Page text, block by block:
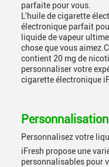
parfaite pour vous.
L'huile de cigarette
électronique parfait
liquide de vapeur
chose que vous
contient 20 mg de
personnaliser votre
cigarette électronique
Personnalisez votre
iFresh propose une
personnalisables pour